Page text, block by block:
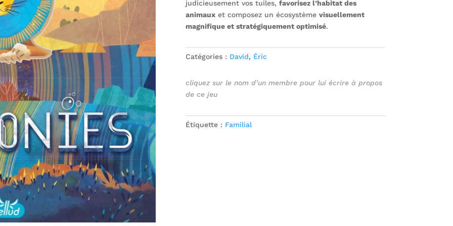
judicieusement vos tuiles, favorisez l’habitat des
animauxet composez un écosystème visuellement
magnifique et stratégiquement optimisé.
Catégories : David, Éric
cliquez sur le nom d’un membre pour lui écrire à propos
de ce jeu
Étiquette : Familial